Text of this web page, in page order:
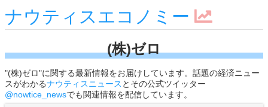
ナウティスエコノミー
(株)ゼロ
"(株)ゼロ"に関する最新情報をお届けしています。話題の経済ニュー
スがわかるナウティスニュース とその公式ツイッター
@nowtice_newsでも関連情報を配信しています。